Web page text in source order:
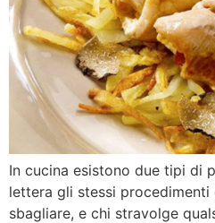
In cucina esistono due tipi di
lettera gli stessi procedimenti
sbagliare, e chi stravolge